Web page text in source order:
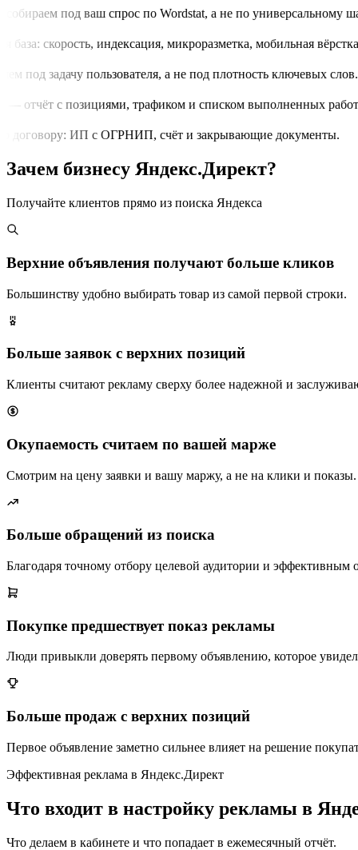
под ваш спрос по Wordstat, а не по универсальному
скорость, индексация, микроразметка, мобильная вёрстка.
под задачу пользователя, а не под плотность ключевых слов.
отчёт с позициями, трафиком и списком выполненных работ.
договору: ИП с ОГРНИП, счёт и закрывающие документы.
Зачем бизнесу Яндекс.Директ?
Получайте клиентов прямо из поиска Яндекса
Верхние объявления получают больше кликов
Большинству удобно выбирать товар из самой первой строки.
Больше заявок с верхних позиций
Клиенты считают рекламу сверху более надежной и
Окупаемость считаем по вашей марже
Смотрим на цену заявки и вашу маржу, а не на клики и показы.
Больше обращений из поиска
Благодаря точному отбору целевой аудитории и эффективным
Покупке предшествует показ рекламы
Люди привыкли доверять первому объявлению, которое
Больше продаж с верхних позиций
Первое объявление заметно сильнее влияет на решение
Эффективная реклама в Яндекс.Директ
Что входит в настройку рекламы в
Что делаем в кабинете и что попадает в ежемесячный отчёт.